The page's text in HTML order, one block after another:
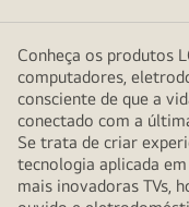
Conheça os produtos
computadores,
consciente de que a
conectado com a
Se trata de criar
tecnologia aplicada
mais inovadoras TVs,